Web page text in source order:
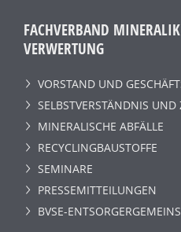
FACHVERBAND
VERWERTUNG
VORSTAND UND
SELBSTVERSTÄNDNIS UND
MINERALISCHE ABFÄLLE
RECYCLINGBAUSTOFFE
SEMINARE
PRESSEMITTEILUNGEN
BVSE-